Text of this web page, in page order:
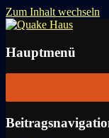
Zum Inhalt wechseln
Quake
Hauptmenü